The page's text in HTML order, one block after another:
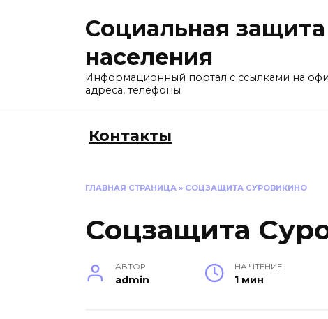
Социальная защита
населения
Информационный портал с ссылками на
адреса, телефоны
Контакты
ГЛАВНАЯ СТРАНИЦА » СОЦЗАЩИТА СУРОВИКИНО
Соцзащита
АВТОР
admin
НА ЧТЕНИЕ
1 мин